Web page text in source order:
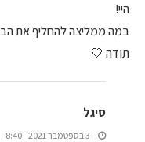
היי!
במה ממליצה להחליף את
תודה 🤍
סיגל
3 בספטמבר 2021 - 8:40